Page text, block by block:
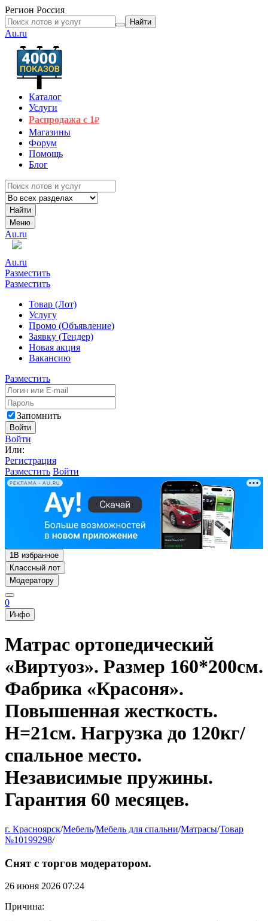
Регион Россия
Найти
Au.ru
Каталог
Услуги
Распродажа с 1₽
Магазины
Форум
Помощь
Блог
Найти
Меню
Au.ru
Au.ru
Разместить
Разместить
Товар (Лот)
Услугу
Промо (Объявление)
Заявку (Тендер)
Новая акция
Вакансию
Разместить
Запомнить
Войти
Войти
Или:
Регистрация
Разместить Войти
РЕКЛАМА • AU.RU
1В избранное
Классный лот
Модератору
0
Инфо
Матрас ортопедический
«Виртуоз». Размер 160*200см.
Фабрика «Красоня».
Повышенная жесткость.
H=21см. Нагрузка до 120кг/
спальное место.
Независимые пружины.
Гарантия 60 месяцев.
г. Красноярск/Мебель/Мебель для спальни/Матрасы/Товар
№10199298/
Снят с торгов модератором.
26 июня 2026 07:24
Причина: